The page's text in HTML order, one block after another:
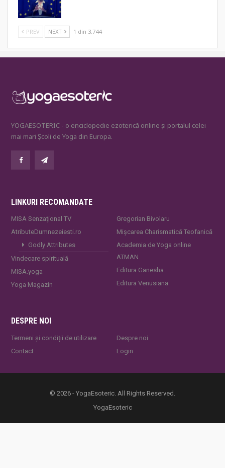
PREV NEXT 1 din 3.744
YOGAESOTERIC - o enciclopedie ezoterică online și portalul celei
mai mari Școli de Yoga din Europa.
LINKURI RECOMANDATE
MISA Senzaţional TV
AtributeDumnezeiesti.ro
Godly Attributes
Vindecare spirituală
MISA.yoga
Yoga Magazin
Gregorian Bivolaru
Mișcarea Charismatică Teofanică
Academia de Yoga online
ATMAN
Editura Ganesha
Editura Venusiana
DESPRE NOI
Termeni și condiții de utilizare
Contact
Despre noi
Login
© 2026 - YogaEsoteric. All Rights Reserved.
YogaEsoteric